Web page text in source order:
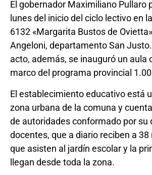
El gobernador Maximiliano Pullaro
lunes del inicio del ciclo lectivo en
6132 «Margarita Bustos de
Angeloni, departamento San
acto, además, se inauguró un aula
marco del programa provincial
El establecimiento educativo está
zona urbana de la comuna y
de autoridades conformado por su
docentes, que a diario reciben a 38
que asisten al jardín escolar y la
llegan desde toda la zona.